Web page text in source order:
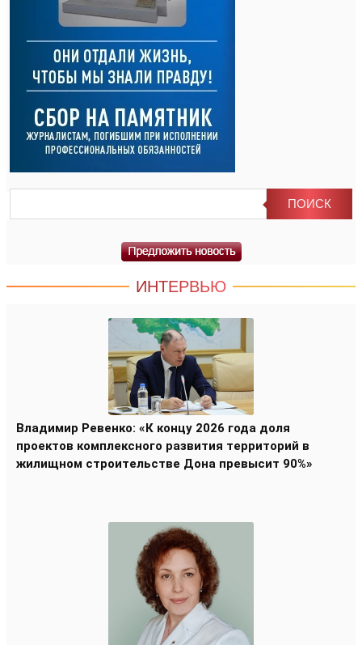
ИНТЕРВЬЮ
Владимир Ревенко: «К концу 2026 года доля
проектов комплексного развития территорий в
жилищном строительстве Дона превысит 90%»